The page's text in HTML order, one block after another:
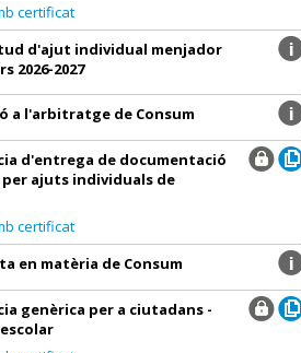
certificat
d'ajut individual menjador
2026-2027
a l'arbitratge de Consum
d'entrega de documentació
ajuts individuals de
certificat
en matèria de Consum
genèrica per a ciutadans -